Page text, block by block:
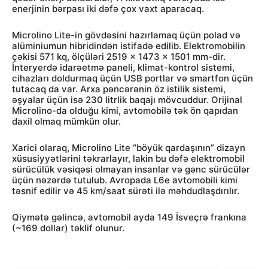
enerjinin bərpası iki dəfə çox vaxt aparacaq.
Microlino Lite-in gövdəsini hazırlamaq üçün polad və
alüminiumun hibridindən istifadə edilib. Elektromobilin
çəkisi 571 kq, ölçüləri 2519 x 1473 x 1501 mm-dir.
İnteryerdə idarəetmə paneli, klimat-kontrol sistemi,
cihazları doldurmaq üçün USB portlar və smartfon üçün
tutacaq da var. Arxa pəncərənin öz istilik sistemi,
əşyalar üçün isə 230 litrlik baqajı mövcuddur. Orijinal
Microlino-da olduğu kimi, avtomobilə tək ön qapıdan
daxil olmaq mümkün olur.
Xarici olaraq, Microlino Lite “böyük qardaşının” dizayn
xüsusiyyətlərini təkrarlayır, lakin bu dəfə elektromobil
sürücülük vəsiqəsi olmayan insanlar və gənc sürücülər
üçün nəzərdə tutulub. Avropada L6e avtomobili kimi
təsnif edilir və 45 km/saat sürəti ilə məhdudlaşdırılır.
Qiymətə gəlincə, avtomobil ayda 149 İsveçrə frankına
(~169 dollar) təklif olunur.